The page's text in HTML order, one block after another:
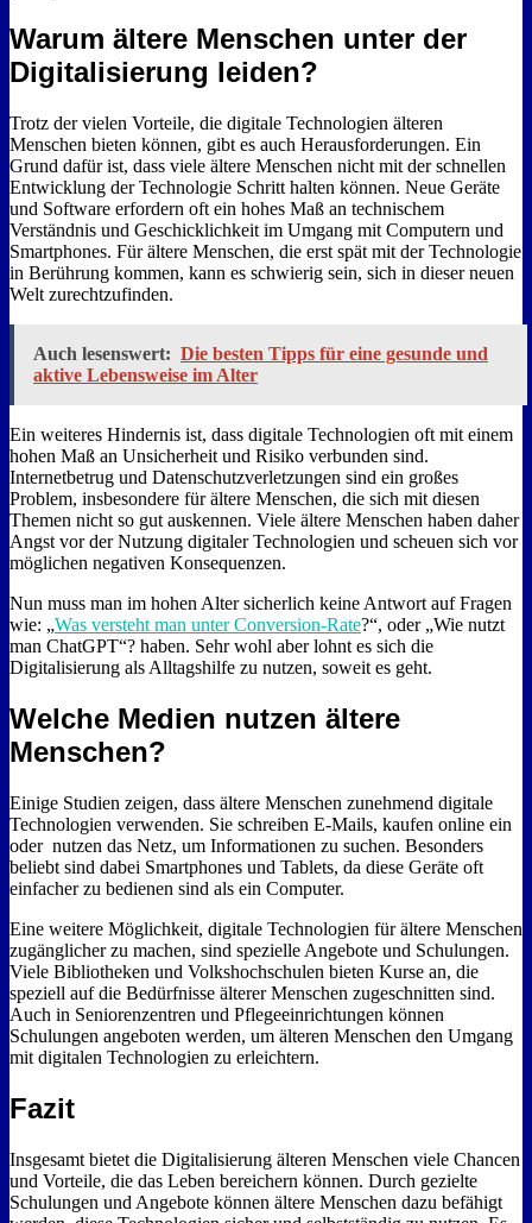
Warum ältere Menschen unter der
Digitalisierung leiden?
Trotz der vielen Vorteile, die digitale Technologien älteren
Menschen bieten können, gibt es auch Herausforderungen. Ein
Grund dafür ist, dass viele ältere Menschen nicht mit der schnellen
Entwicklung der Technologie Schritt halten können. Neue Geräte
und Software erfordern oft ein hohes Maß an technischem
Verständnis und Geschicklichkeit im Umgang mit Computern und
Smartphones. Für ältere Menschen, die erst spät mit der Technologie
in Berührung kommen, kann es schwierig sein, sich in dieser neuen
Welt zurechtzufinden.
Auch lesenswert: Die besten Tipps für eine gesunde und
aktive Lebensweise im Alter
Ein weiteres Hindernis ist, dass digitale Technologien oft mit einem
hohen Maß an Unsicherheit und Risiko verbunden sind.
Internetbetrug und Datenschutzverletzungen sind ein großes
Problem, insbesondere für ältere Menschen, die sich mit diesen
Themen nicht so gut auskennen. Viele ältere Menschen haben daher
Angst vor der Nutzung digitaler Technologien und scheuen sich vor
möglichen negativen Konsequenzen.
Nun muss man im hohen Alter sicherlich keine Antwort auf Fragen
wie: „Was versteht man unter Conversion-Rate?“, oder „Wie nutzt
man ChatGPT“? haben. Sehr wohl aber lohnt es sich die
Digitalisierung als Alltagshilfe zu nutzen, soweit es geht.
Welche Medien nutzen ältere
Menschen?
Einige Studien zeigen, dass ältere Menschen zunehmend digitale
Technologien verwenden. Sie schreiben E-Mails, kaufen online ein
oder nutzen das Netz, um Informationen zu suchen. Besonders
beliebt sind dabei Smartphones und Tablets, da diese Geräte oft
einfacher zu bedienen sind als ein Computer.
Eine weitere Möglichkeit, digitale Technologien für ältere Menschen
zugänglicher zu machen, sind spezielle Angebote und Schulungen.
Viele Bibliotheken und Volkshochschulen bieten Kurse an, die
speziell auf die Bedürfnisse älterer Menschen zugeschnitten sind.
Auch in Seniorenzentren und Pflegeeinrichtungen können
Schulungen angeboten werden, um älteren Menschen den Umgang
mit digitalen Technologien zu erleichtern.
Fazit
Insgesamt bietet die Digitalisierung älteren Menschen viele Chancen
und Vorteile, die das Leben bereichern können. Durch gezielte
Schulungen und Angebote können ältere Menschen dazu befähigt